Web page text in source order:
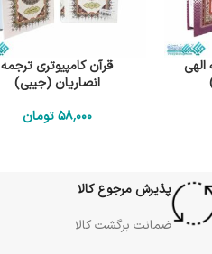
الهی
قرآن کامپیوتری ترجمه
انصاریان (جیبی)
58٬000 تومان
پذیرش مرجوع کالا
ضمانت برگشت کالا